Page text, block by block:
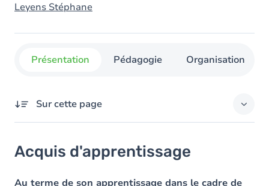
Leyens Stéphane
Présentation Pédagogie Organisation
Sur cette page
Objectifs
Contenu
Acquis d'apprentissage
Au terme de son apprentissage dans le cadre de